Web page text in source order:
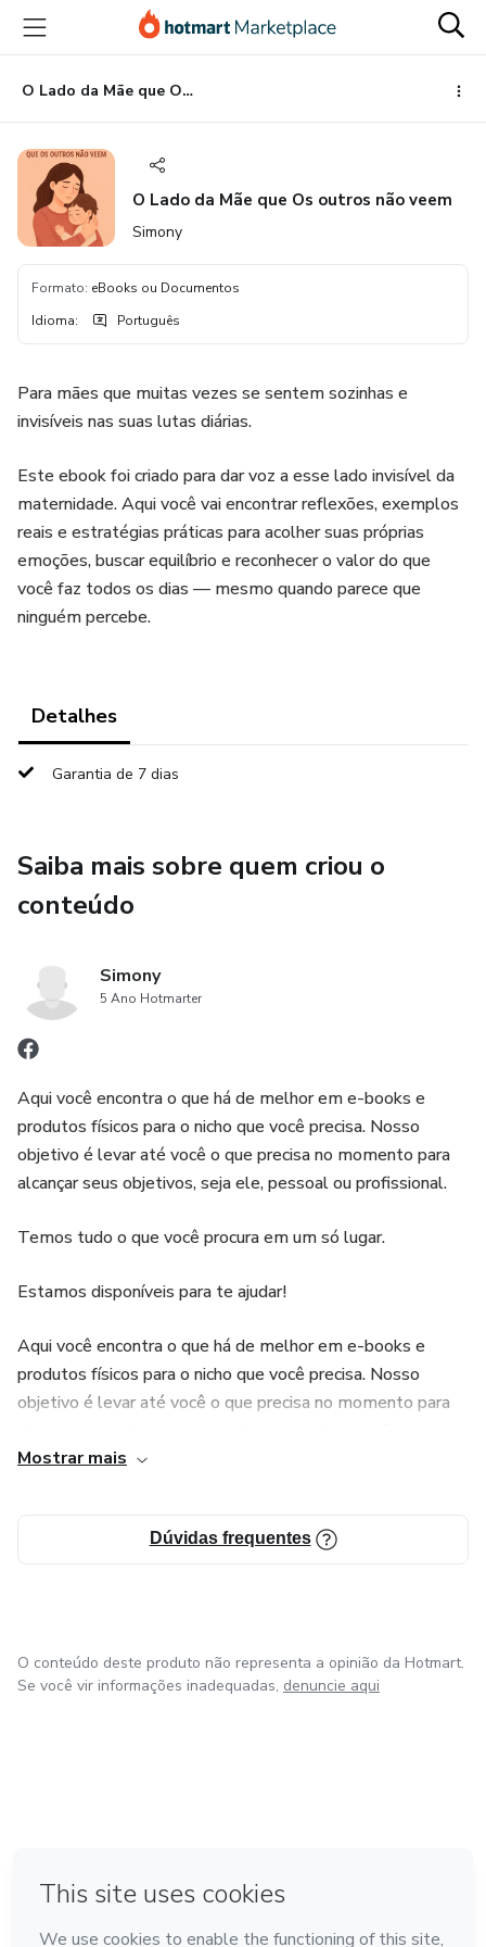
para
conteúdo
principal
para
pagamento
para
rodapé
O Lado da Mãe que Os outros não veem
O Lado da Mãe que Os outros não veem
Simony
Formato: eBooks ou Documentos
Idioma: Português
Para mães que muitas vezes se sentem sozinhas e
invisíveis nas suas lutas diárias.
Este ebook foi criado para dar voz a esse lado invisível da
maternidade. Aqui você vai encontrar reflexões, exemplos
reais e estratégias práticas para acolher suas próprias
emoções, buscar equilíbrio e reconhecer o valor do que
você faz todos os dias — mesmo quando parece que
ninguém percebe.
Detalhes
Garantia de 7 dias
Saiba mais sobre quem criou o
conteúdo
Simony
5 Ano Hotmarter
Aqui você encontra o que há de melhor em e-books e
produtos físicos para o nicho que você precisa. Nosso
objetivo é levar até você o que precisa no momento para
alcançar seus objetivos, seja ele, pessoal ou profissional.
Temos tudo o que você procura em um só lugar.
Estamos disponíveis para te ajudar!
Aqui você encontra o que há de melhor em e-books e
produtos físicos para o nicho que você precisa. Nosso
objetivo é levar até você o que precisa no momento para
Estamos disponíveis para te ajudar!
Mostrar mais
Dúvidas frequentes
O conteúdo deste produto não representa a opinião da Hotmart.
Se você vir informações inadequadas, denuncie aqui
Feito com ❤ na Cidade do México